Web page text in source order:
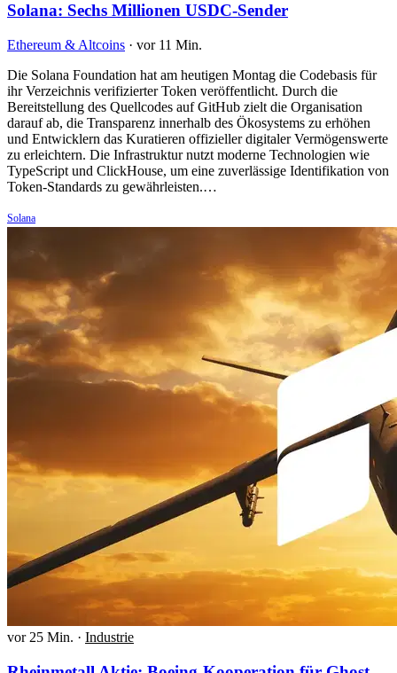
Solana: Sechs Millionen USDC-Sender
Ethereum & Altcoins · vor 11 Min.
Die Solana Foundation hat am heutigen Montag die Codebasis für
ihr Verzeichnis verifizierter Token veröffentlicht. Durch die
Bereitstellung des Quellcodes auf GitHub zielt die Organisation
darauf ab, die Transparenz innerhalb des Ökosystems zu erhöhen
und Entwicklern das Kuratieren offizieller digitaler Vermögenswerte
zu erleichtern. Die Infrastruktur nutzt moderne Technologien wie
TypeScript und ClickHouse, um eine zuverlässige Identifikation von
Token-Standards zu gewährleisten.…
Solana
vor 25 Min. · Industrie